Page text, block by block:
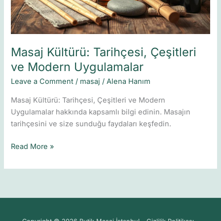
Masaj Kültürü: Tarihçesi, Çeşitleri
ve Modern Uygulamalar
Leave a Comment / masaj /Alena Hanım
Masaj Kültürü: Tarihçesi, Çeşitleri ve Modern
Uygulamalar hakkında kapsamlı bilgi edinin. Masajın
tarihçesini ve size sunduğu faydaları keşfedin.
Read More »